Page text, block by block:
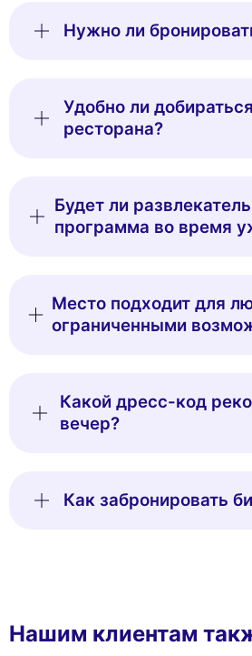
Нужно ли
Удобно ли
ресторана?
Будет ли
программа во время
Место подходит для
ограниченными
Какой дресс-код
вечер?
Как забронировать
Нашим клиентам